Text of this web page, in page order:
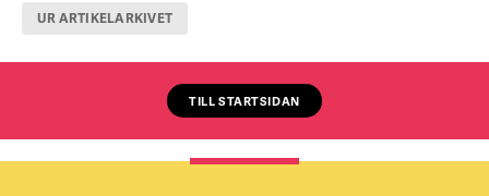
UR ARTIKELARKIVET
TILL STARTSIDAN